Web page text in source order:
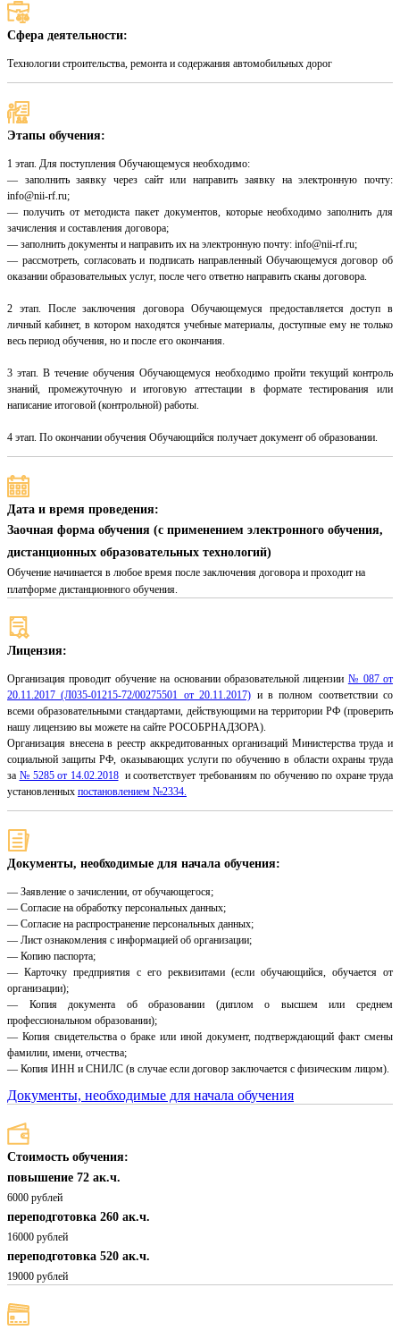
Сфера деятельности:
Технологии строительства, ремонта и содержания автомобильных дорог
Этапы обучения:
1 этап. Для поступления Обучающемуся необходимо:
— заполнить заявку через сайт или направить заявку на электронную почту:
info@nii-rf.ru;
— получить от методиста пакет документов, которые необходимо заполнить для
зачисления и составления договора;
— заполнить документы и направить их на электронную почту: info@nii-rf.ru;
— рассмотреть, согласовать и подписать направленный Обучающемуся договор об
оказании образовательных услуг, после чего ответно направить сканы договора.
2 этап. После заключения договора Обучающемуся предоставляется доступ в
личный кабинет, в котором находятся учебные материалы, доступные ему не только
весь период обучения, но и после его окончания.
3 этап. В течение обучения Обучающемуся необходимо пройти текущий контроль
знаний, промежуточную и итоговую аттестации в формате тестирования или
написание итоговой (контрольной) работы.
4 этап. По окончании обучения Обучающийся получает документ об образовании.
Дата и время проведения:
Заочная форма обучения (с применением электронного обучения,
дистанционных образовательных технологий)
Обучение начинается в любое время после заключения договора и проходит на
платформе дистанционного обучения.
Лицензия:
Организация проводит обучение на основании образовательной лицензии № 087 от
20.11.2017 (Л035-01215-72/00275501 от 20.11.2017) и в полном соответствии со
всеми образовательными стандартами, действующими на территории РФ (проверить
нашу лицензию вы можете на сайте РОСОБРНАДЗОРА).
Организация внесена в реестр аккредитованных организаций Министерства труда и
социальной защиты РФ, оказывающих услуги по обучению в области охраны труда
за № 5285 от 14.02.2018и соответствует требованиям по обучению по охране труда
установленных постановлением №2334.
Документы, необходимые для начала обучения:
— Заявление о зачислении, от обучающегося;
— Согласие на обработку персональных данных;
— Согласие на распространение персональных данных;
— Лист ознакомления с информацией об организации;
— Копию паспорта;
— Карточку предприятия с его реквизитами (если обучающийся, обучается от
организации);
— Копия документа об образовании (диплом о высшем или среднем
профессиональном образовании);
— Копия свидетельства о браке или иной документ, подтверждающий факт смены
фамилии, имени, отчества;
— Копия ИНН и СНИЛС (в случае если договор заключается с физическим лицом).
Документы, необходимые для начала обучения
Стоимость обучения:
повышение 72 ак.ч.
6000 рублей
переподготовка 260 ак.ч.
16000 рублей
переподготовка 520 ак.ч.
19000 рублей